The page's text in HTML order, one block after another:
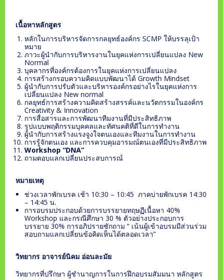
เนื้อหาหลักสูตร
หลักในการบริหารจัดการกลยุทธ์องค์กร SCMP ให้บรรลุเป้า
หมาย
ภาวะผู้นำกับการบริหารงานในยุคแห่งการเปลี่ยนแปลง New
Normal
บุคลากรที่องค์กรต้องการในยุคแห่งการเปลี่ยนแปลง
การสร้างกรอบความคิดแบบพัฒนาได้ Growth Mindset
ผู้นำกับการปรับตัวและบริหารองค์กรอย่างไรในยุคแห่งการ
เปลี่ยนแปลง New normal
กลยุทธ์การสร้างความคิดสร้างสรรค์และนวัตกรรมในองค์กร
Creativity & Innovation
การสื่อสารและการพัฒนาทีมงานที่มีประสิทธิภาพ
รูปแบบพฤติกรรมบุคคลและทัศนคติที่ดีในการทำงาน
ผู้นำกับการสร้างแรงจูงใจตนเองและทีมงานในการทำงาน
การรู้จักตนเอง และการควบคุมอารมณ์ตนเองที่มีประสิทธิภาพ
Workshop “DNA”
ถามตอบแลกเปลี่ยนประสบการณ์
หมายเหตุ
ช่วงเวลาพักเบรค เช้า 10:30 – 10:45 ภาคบ่ายพักเบรค 14:30
– 14:45 น.
การอบรมประกอบด้วยการบรรยายทฤษฏีเนื้อหา 40%
Workshop และกรณีศึกษา 30 % ตัวอย่างประกอบการ
บรรยาย 30% การอภิปรายซักถาม “ เน้นผู้เข้าอบรมมีส่วนร่วม
สอบถามแลกเปลี่ยนข้อคิดเห็นได้ตลอดเวลา”
วิทยากร อาจารย์นิคม อ่อนละมัย
วิทยากรที่ปรึกษา ผู้ชำนาญการในการฝึกอบรมสัมมนา หลักสูตร